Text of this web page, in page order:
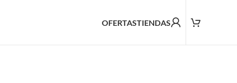
OFERTASTIENDAS